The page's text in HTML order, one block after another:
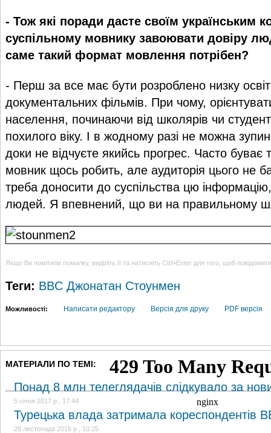
- Тож які поради дасте своїм українським
суспільному мовнику завоювати довіру
саме такий формат мовлення потрібен?
- Перш за все має бути розроблено низку
документальних фільмів. При чому,
населення, починаючи від школярів чи
похилого віку. І в жодному разі не можна
доки не відчуєте якийсь прогрес. Часто буває
мовник щось робить, але аудиторія цього не
треба доносити до суспільства цю
людей. Я впевнений, що ви на правильному
Якщо Ви помітили помилку, виділіть її та натисніть Ctrl+Enter для того, щоб
Теги: BBC Джонатан Стоунмен
Можливості: Написати редактору Версія для друку PDF версія
МАТЕРІАЛИ ПО ТЕМІ:
Понад 8 млн телеглядачів слідкувало за
5 січня 2017 р., 17:44
Турецька влада затримала кореспондентів
28 листопада 2016 р., 10:25